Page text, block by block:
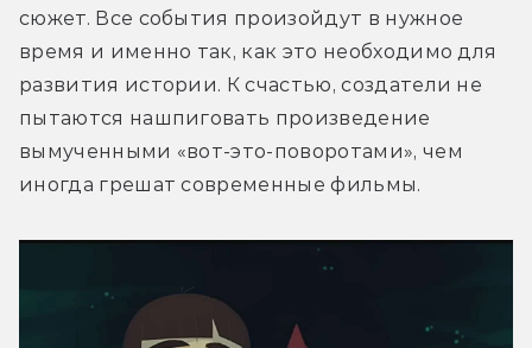
сюжет. Все события произойдут в нужное
время и именно так, как это необходимо для
развития истории. К счастью, создатели не
пытаются нашпиговать произведение
вымученными «вот-это-поворотами», чем
иногда грешат современные фильмы.